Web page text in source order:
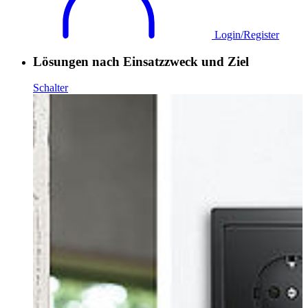
Login/Register
Lösungen nach Einsatzzweck und Ziel
Schalter